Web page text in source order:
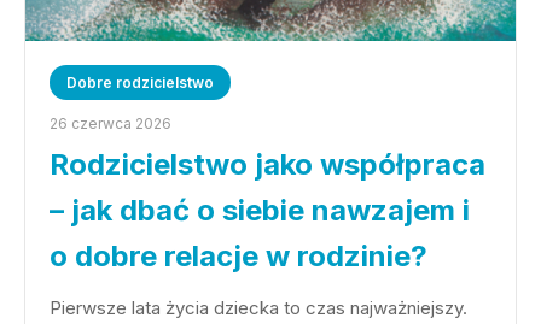
Dobre rodzicielstwo
26 czerwca 2026
Rodzicielstwo jako współpraca
– jak dbać o siebie nawzajem i
o dobre relacje w rodzinie?
Pierwsze lata życia dziecka to czas najważniejszy.